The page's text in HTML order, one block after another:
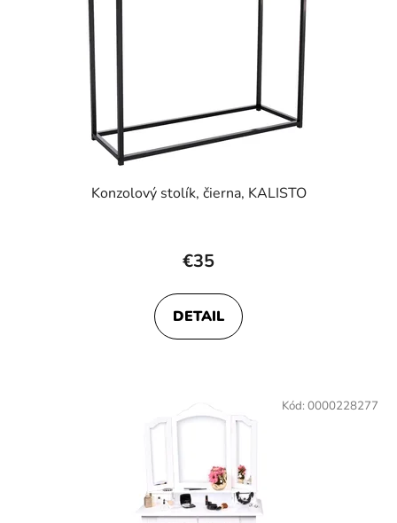
Konzolový stolík, čierna, KALISTO
€35
DETAIL
Kód: 0000228277